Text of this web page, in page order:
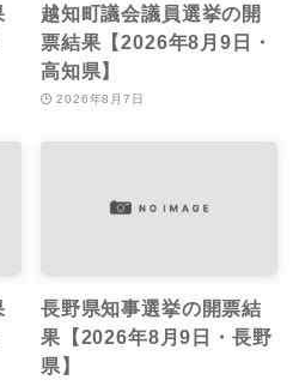
越知町議会議員選挙の開
票結果【2026年8月9日・
高知県】
2026年8月7日
長野県知事選挙の開票結
果【2026年8月9日・長野
県】